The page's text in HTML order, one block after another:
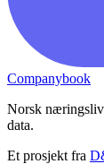
Companybook
Norsk
data.
Et prosjekt fra